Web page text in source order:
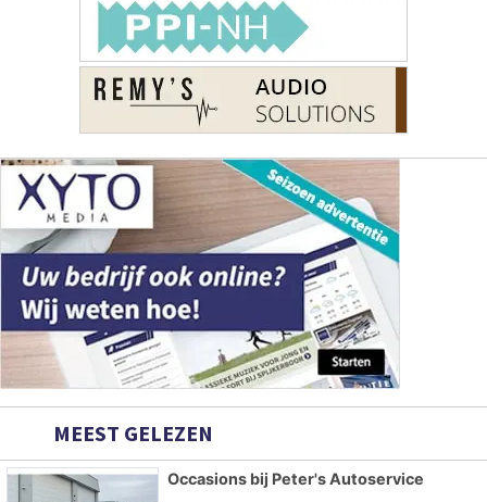
MEEST GELEZEN
Occasions bij Peter's Autoservice